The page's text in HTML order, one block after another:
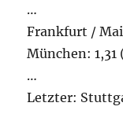
…
Frankfurt /
München: 1,31
…
Letzter: